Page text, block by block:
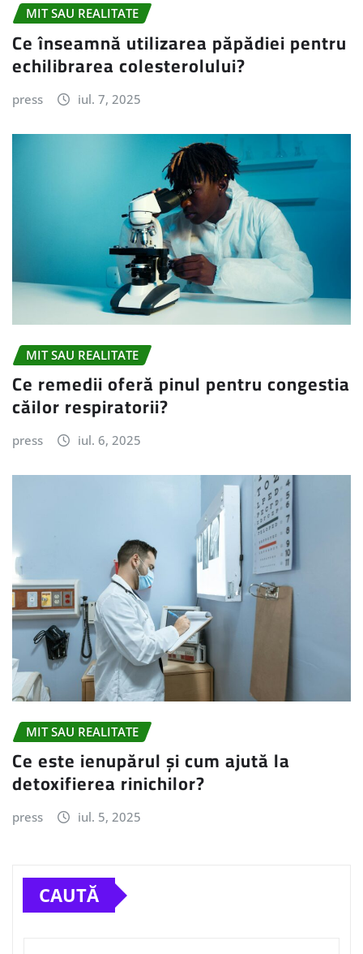
MIT SAU REALITATE
Ce înseamnă utilizarea păpădiei pentru
echilibrarea colesterolului?
press iul. 7, 2025
MIT SAU REALITATE
Ce remedii oferă pinul pentru congestia
căilor respiratorii?
press iul. 6, 2025
MIT SAU REALITATE
Ce este ienupărul și cum ajută la
detoxifierea rinichilor?
press iul. 5, 2025
CAUTĂ